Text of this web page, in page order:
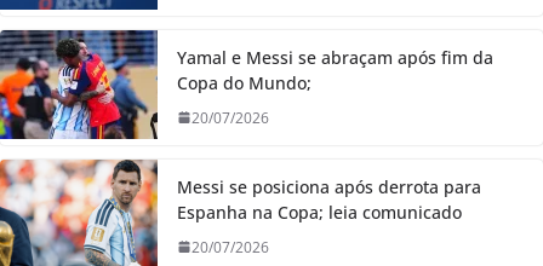
Yamal e Messi se abraçam após fim da
Copa do Mundo;
20/07/2026
Messi se posiciona após derrota para
Espanha na Copa; leia comunicado
20/07/2026